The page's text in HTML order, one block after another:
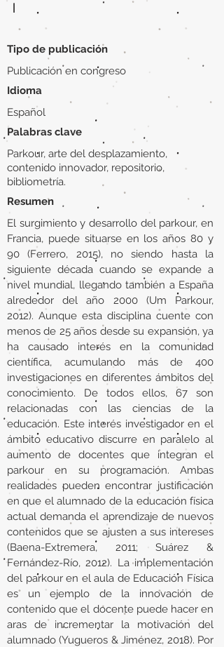
|
Tipo de publicación
Publicación en congreso
Idioma
Español
Palabras clave
Parkour, arte del desplazamiento,
contenido innovador, repositorio,
bibliometría.
Resumen
El surgimiento y desarrollo del parkour, en
Francia, puede situarse en los años 80 y
90 (Ferrero, 2015), no siendo hasta la
siguiente década cuando se expande a
nivel mundial, llegando también a España
alrededor del año 2000 (Um Parkour,
2012). Aunque esta disciplina cuente con
menos de 25 años desde su expansión, ya
ha causado interés en la comunidad
científica, acumulando más de 400
investigaciones en diferentes ámbitos del
conocimiento. De todos ellos, 67 son
relacionadas con las ciencias de la
educación. Este interés investigador en el
ámbito educativo discurre en paralelo al
aumento de docentes que integran el
parkour en su programación. Ambas
realidades pueden encontrar justificación
en que el alumnado de la educación física
actual demanda el aprendizaje de nuevos
contenidos que se ajusten a sus intereses
(Baena-Extremera, 2011; Suárez &
Fernández-Río, 2012). La implementación
del parkour en el aula de Educación Física
es un ejemplo de la innovación de
contenido que el docente puede hacer en
aras de incrementar la motivación del
alumnado (Yugueros & Jiménez, 2018). Por